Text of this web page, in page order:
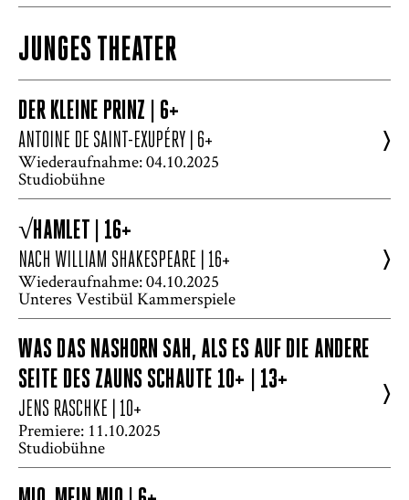
JUNGES THEATER
DER KLEINE PRINZ | 6+
ANTOINE DE SAINT-EXUPÉRY | 6+
Wiederaufnahme: 04.10.2025
Studiobühne
>
√HAMLET | 16+
NACH WILLIAM SHAKESPEARE | 16+
Wiederaufnahme: 04.10.2025
Unteres Vestibül Kammerspiele
>
WAS DAS NASHORN SAH, ALS ES AUF DIE ANDERE
SEITE DES ZAUNS SCHAUTE 10+ | 13+
JENS RASCHKE | 10+
Premiere: 11.10.2025
Studiobühne
>